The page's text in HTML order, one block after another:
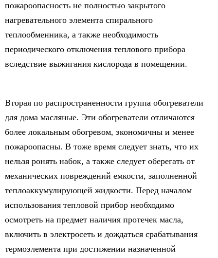
пожароопасность не полностью закрытого
нагревательного элемента спирального
теплообменника, а также необходимость
периодического отключения теплового прибора
вследствие выжигания кислорода в помещении.
Вторая по распространенности группа обогреватели
для дома масляные. Эти обогреватели отличаются
более локальным обогревом, экономичны и менее
пожароопасны. В тоже время следует знать, что их
нельзя ронять набок, а также следует оберегать от
механических повреждений емкости, заполненной
теплоаккумулирующей жидкости. Перед началом
использования тепловой прибор необходимо
осмотреть на предмет наличия протечек масла,
включить в электросеть и дождаться срабатывания
термоэлемента при достижении назначенной